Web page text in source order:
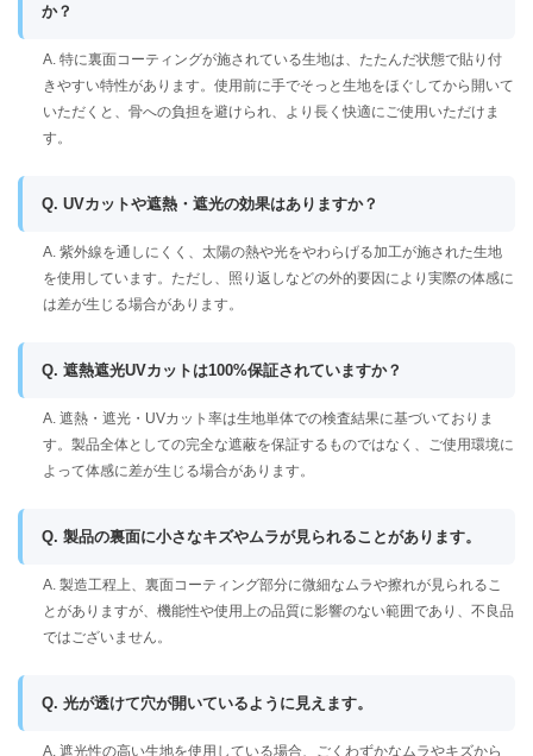
か？
A. 特に裏面コーティングが施されている生地は、たたんだ状態で貼り付
きやすい特性があります。使用前に手でそっと生地をほぐしてから開いて
いただくと、骨への負担を避けられ、より長く快適にご使用いただけま
す。
Q. UVカットや遮熱・遮光の効果はありますか？
A. 紫外線を通しにくく、太陽の熱や光をやわらげる加工が施された生地
を使用しています。ただし、照り返しなどの外的要因により実際の体感に
は差が生じる場合があります。
Q. 遮熱遮光UVカットは100%保証されていますか？
A. 遮熱・遮光・UVカット率は生地単体での検査結果に基づいておりま
す。製品全体としての完全な遮蔽を保証するものではなく、ご使用環境に
よって体感に差が生じる場合があります。
Q. 製品の裏面に小さなキズやムラが見られることがあります。
A. 製造工程上、裏面コーティング部分に微細なムラや擦れが見られるこ
とがありますが、機能性や使用上の品質に影響のない範囲であり、不良品
ではございません。
Q. 光が透けて穴が開いているように見えます。
A. 遮光性の高い生地を使用している場合、ごくわずかなムラやキズから